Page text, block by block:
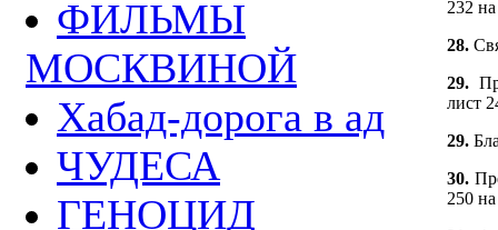
ФИЛЬМЫ
МОСКВИНОЙ
Хабад-дорога в ад
ЧУДЕСА
ГЕНОЦИД
232
28.
29.
лист
29.
30.
250